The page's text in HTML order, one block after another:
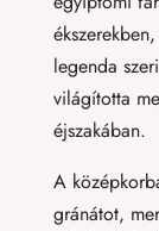
legenda
világította
éjszakában.
A
gránátot,